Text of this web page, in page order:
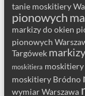
tanie moskitiery
pionowych
markizy do okien
pionowych
Targówek
moskitiera moskitiery
moskitiery Bródno
wymiar Warszawa